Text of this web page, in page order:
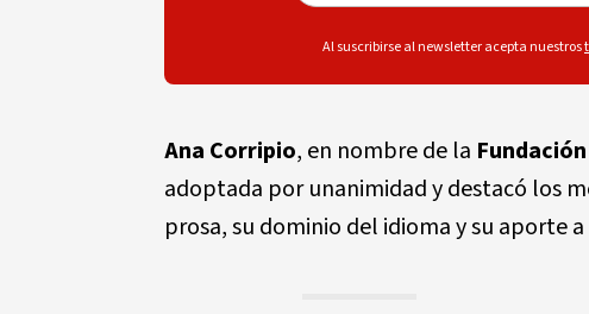
Al suscribirse al newsletter acepta nuestros
Ana Corripio, en nombre de la
adoptada por unanimidad y destacó los
prosa, su dominio del idioma y su aporte